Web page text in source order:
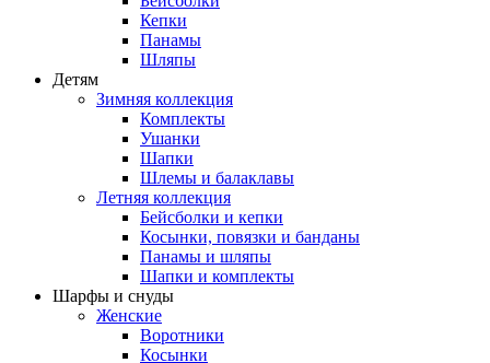
Кепки
Панамы
Шляпы
Детям
Зимняя коллекция
Комплекты
Ушанки
Шапки
Шлемы и балаклавы
Летняя коллекция
Бейсболки и кепки
Косынки, повязки и банданы
Панамы и шляпы
Шапки и комплекты
Шарфы и снуды
Женские
Воротники
Косынки